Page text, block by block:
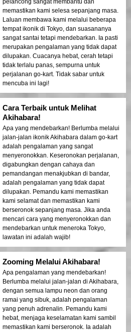
pelancong sangat membantu dan
memastikan kami selesa sepanjang masa.
Laluan membawa kami melalui beberapa
tempat ikonik di Tokyo, dan suasananya
sangat santai tetapi mendebarkan. Ia pasti
merupakan pengalaman yang tidak dapat
dilupakan. Cuacanya hebat, cerah tetapi
tidak terlalu panas, sempurna untuk
perjalanan go-kart. Tidak sabar untuk
mencuba ini lagi!
Cara Terbaik untuk Melihat
Akihabara!
Apa yang mendebarkan! Berlumba melalui
jalan-jalan ikonik Akihabara dalam go-kart
adalah pengalaman yang sangat
menyeronokkan. Keseronokan perjalanan,
digabungkan dengan cahaya dan
pemandangan menakjubkan di bandar,
adalah pengalaman yang tidak dapat
dilupakan. Pemandu kami memastikan
kami selamat dan memastikan kami
berseronok sepanjang masa. Jika anda
mencari cara yang menyeronokkan dan
mendebarkan untuk meneroka Tokyo,
lawatan ini adalah wajib!
Zooming Melalui Akihabara!
Apa pengalaman yang mendebarkan!
Berlumba melalui jalan-jalan di Akihabara,
dengan semua lampu neon dan orang
ramai yang sibuk, adalah pengalaman
yang penuh adrenalin. Pemandu kami
hebat, menjaga keselamatan kami sambil
memastikan kami berseronok. Ia adalah